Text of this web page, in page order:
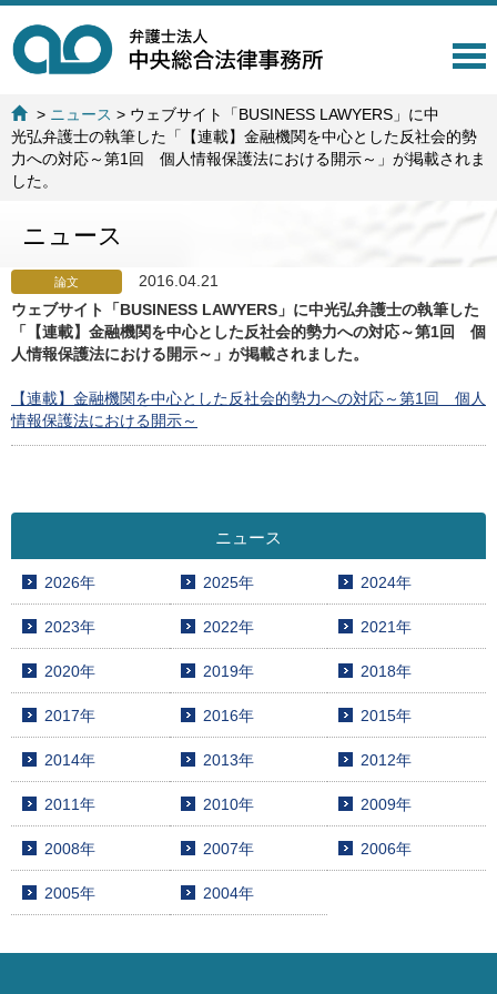
T
l
e
t
> ニュース > ウェブサイト「BUSINESS LAWYERS」に中
光弘弁護士の執筆した「【連載】金融機関を中心とした反社会的勢
力への対応～第1回 個人情報保護法における開示～」が掲載されま
した。
ニュース
論文
2016.04.21
ウェブサイト「BUSINESS LAWYERS」に中光弘弁護士の執筆した
「【連載】金融機関を中心とした反社会的勢力への対応～第1回 個
人情報保護法における開示～」が掲載されました。
【連載】金融機関を中心とした反社会的勢力への対応～第1回 個人
情報保護法における開示～
ニュース
2026年 2025年 2024年
2023年 2022年 2021年
2020年 2019年 2018年
2017年 2016年 2015年
2014年 2013年 2012年
2011年 2010年 2009年
2008年 2007年 2006年
2005年 2004年